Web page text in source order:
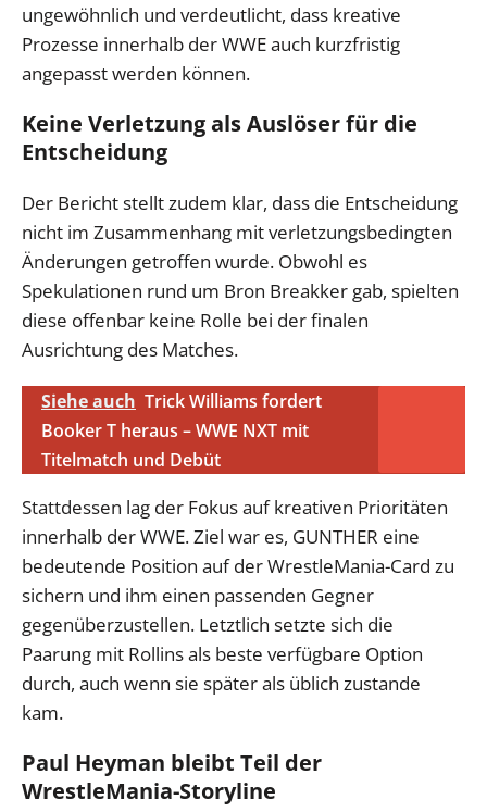
ungewöhnlich und verdeutlicht, dass kreative
Prozesse innerhalb der WWE auch kurzfristig
angepasst werden können.
Keine Verletzung als Auslöser für die
Entscheidung
Der Bericht stellt zudem klar, dass die Entscheidung
nicht im Zusammenhang mit verletzungsbedingten
Änderungen getroffen wurde. Obwohl es
Spekulationen rund um Bron Breakker gab, spielten
diese offenbar keine Rolle bei der finalen
Ausrichtung des Matches.
Siehe auch Trick Williams fordert
Booker T heraus – WWE NXT mit
Titelmatch und Debüt
Stattdessen lag der Fokus auf kreativen Prioritäten
innerhalb der WWE. Ziel war es, GUNTHER eine
bedeutende Position auf der WrestleMania-Card zu
sichern und ihm einen passenden Gegner
gegenüberzustellen. Letztlich setzte sich die
Paarung mit Rollins als beste verfügbare Option
durch, auch wenn sie später als üblich zustande
kam.
Paul Heyman bleibt Teil der
WrestleMania-Storyline